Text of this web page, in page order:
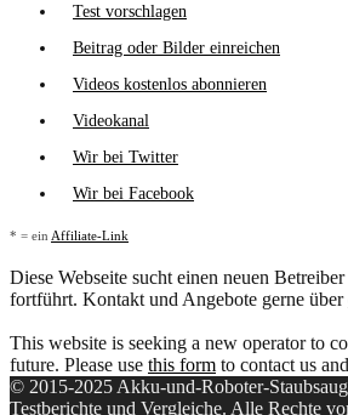
Test vorschlagen
Beitrag oder Bilder einreichen
Videos kostenlos abonnieren
Videokanal
Wir bei Twitter
Wir bei Facebook
* = ein Affiliate-Link
Diese Webseite sucht einen neuen
fortführt. Kontakt und Angebote gerne über
This website is seeking a new operator to
future. Please use this form to contact us
© 2015-2025 Akku-und-Roboter-
Testberichte und Vergleiche. Alle Rechte